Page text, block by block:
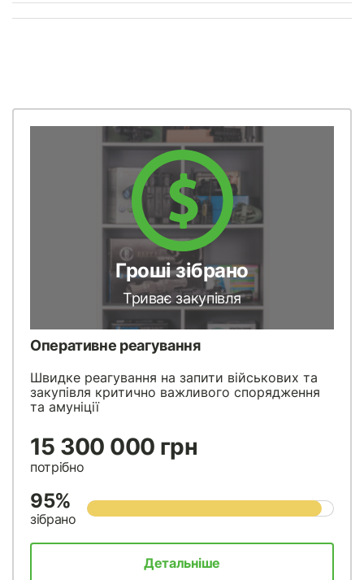
Гроші зібрано
Триває закупівля
Оперативне реагування
Швидке реагування на запити військових та
закупівля критично важливого спорядження
та амуніції
15 300 000 грн
потрібно
95%
зібрано
Детальніше